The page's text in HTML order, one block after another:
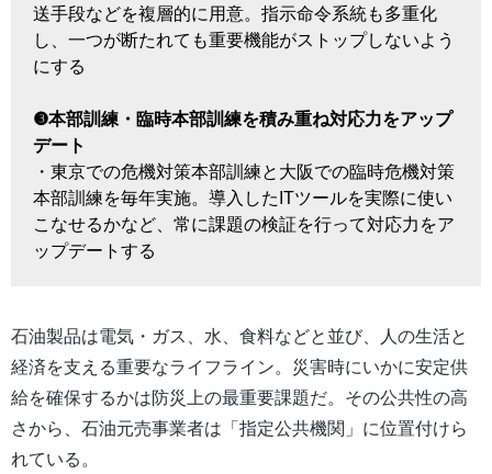
送手段などを複層的に用意。指示命令系統も多重化
し、一つが断たれても重要機能がストップしないよう
にする
❸本部訓練・臨時本部訓練を積み重ね対応力をアップ
デート
・東京での危機対策本部訓練と大阪での臨時危機対策
本部訓練を毎年実施。導入したITツールを実際に使い
こなせるかなど、常に課題の検証を行って対応力をア
ップデートする
石油製品は電気・ガス、水、食料などと並び、人の生活と
経済を支える重要なライフライン。災害時にいかに安定供
給を確保するかは防災上の最重要課題だ。その公共性の高
さから、石油元売事業者は「指定公共機関」に位置付けら
れている。